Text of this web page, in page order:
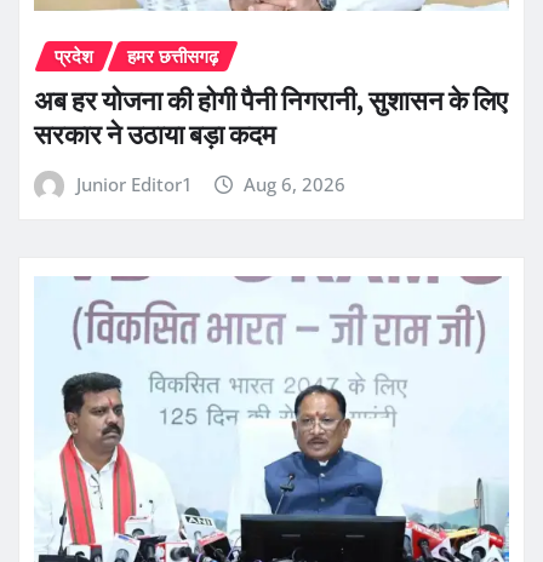
प्रदेश हमर छत्तीसगढ़
अब हर योजना की होगी पैनी निगरानी, सुशासन के लिए
सरकार ने उठाया बड़ा कदम
Junior Editor1 Aug 6, 2026